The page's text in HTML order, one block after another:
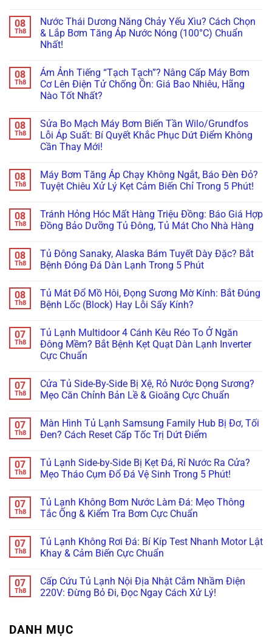
Êm,
Đảm
Bảo
Tản
Nhiệt
Cháy
Máy!
Tuyệt
Chiêu
Lót
Cao
Lên
Đời
Bi
Koyo/SKF
Xịn
100%
Áp
Sai
Cách
Làm
Nứt
Bình
Bảo
Ôn
Năng
Lượng
Sai
Lầm
“Chết
Người”
Của
Tay!
bình
luận
ở
Máy
Nóng
Bị
Rò
Rỉ
Nước
Hướng
Dẫn
Thay
Phớt
Chuẩn
Kỹ
Thuật
Cháy!
08
Th8
Nước Thái Dương Năng Chảy Yếu Xìu? Cách Chọn
& Lắp Bơm Tăng Áp Nước Nóng (100°C) Chuẩn
Nhất!
có
bình
luận
ở
Nước
Năng
Chảy
Yếu
Xìu?
Cách
Lắp
Bơm
Tăng
Nóng
(100°C)
Chuẩn
08
Th8
Ám Ảnh Tiếng “Tạch Tạch”? Nâng Cấp Máy Bơm
Cơ Lên Điện Tử Chống Ồn: Giá Bao Nhiêu, Hãng
Nào Tốt Nhất?
bình
luận
ở
Ám
“Tạch
Tạch”?
Nâng
Bơm
Cơ
Lên
Chống
Ồn:
Giá
Hãng
Nào
Tốt
08
Th8
Sửa Bo Mạch Máy Bơm Biến Tần Wilo/Grundfos
Lỗi Áp Suất: Bí Quyết Khắc Phục Dứt Điểm Không
Cần Thay Mới!
bình
luận
Mạch
Máy
Bơm
Wilo/Grundfos
Lỗi
Áp
Quyết
Khắc
Phục
Không
Cần
Thay
Mới!
08
Th8
Máy Bơm Tăng Áp Chạy Không Ngắt, Báo Đèn Đỏ?
Tuyệt Chiêu Xử Lý Kẹt Cảm Biến Chỉ Trong 5 Phút!
bình
luận
ở
Tăng
Áp
Chạy
Báo
Đèn
Đỏ?
Xử
Lý
Kẹt
Cảm
Trong
5
Phút!
08
Th8
Tránh Hỏng Hóc Mất Hàng Triệu Đồng: Báo Giá Hợp
Đồng Bảo Dưỡng Tủ Đông, Tủ Mát Cho Nhà Hàng
bình
luận
ở
Hóc
Mất
Hàng
Báo
Giá
Hợp
Đồng
Tủ
Đông,
Tủ
Nhà
Hàng
08
Th8
Tủ Đông Sanaky, Alaska Bám Tuyết Dày Đặc? Bắt
Bệnh Đóng Đá Dàn Lạnh Trong 5 Phút
bình
luận
ở
Sanaky,
Alaska
Bám
Tuyết
Bắt
Bệnh
Đóng
Lạnh
Trong
5
08
Th8
Tủ Mát Đổ Mồ Hôi, Đọng Sương Mờ Kính: Bắt Đúng
Bệnh Lốc (Block) Hay Lỗi Sấy Kính?
bình
luận
ở
Tủ
Mồ
Hôi,
Đọng
Kính:
Bắt
Đúng
(Block)
Hay
Lỗi
07
Th8
Tủ Lạnh Multidoor 4 Cánh Kêu Réo To Ở Ngăn
Đông Mềm? Bắt Bệnh Kẹt Quạt Dàn Lạnh Inverter
Cực Chuẩn
bình
luận
ở
Multidoor
4
Cánh
To
Ở
Ngăn
Bắt
Bệnh
Kẹt
Lạnh
Inverter
Cực
07
Th8
Cửa Tủ Side-By-Side Bị Xệ, Rỏ Nước Đọng Sương?
Mẹo Căn Chỉnh Bản Lề & Gioăng Cực Chuẩn
bình
luận
ở
Side-
By-
Side
Rỏ
Nước
Đọng
Căn
Chỉnh
Bản
Gioăng
Cực
Chuẩn
07
Th8
Màn Hình Tủ Lạnh Samsung Family Hub Bị Đơ, Tối
Đen? Cách Reset Cấp Tốc Trị Dứt Điểm
bình
luận
ở
Tủ
Lạnh
Samsung
Bị
Đơ,
Tối
Reset
Cấp
Tốc
07
Th8
Tủ Lạnh Side-by-Side Bị Kẹt Đá, Rỉ Nước Ra Cửa?
Mẹo Tháo Cụm Đổ Đá Vệ Sinh Trong 5 Phút!
bình
luận
Side-
by-
Side
Đá,
Rỉ
Nước
Tháo
Cụm
07
Th8
Tủ Lạnh Không Bơm Nước Làm Đá: Mẹo Thông
Tắc Ống & Kiểm Tra Bơm Cực Chuẩn
bình
luận
ở
Không
Bơm
Nước
Thông
Tắc
07
Th8
Tủ Lạnh Không Rơi Đá: Bí Kíp Test Nhanh Motor Lật
Khay & Cảm Biến Cực Chuẩn
bình
luận
ở
Rơi
Đá:
07
Th8
Cấp Cứu Tủ Lạnh Nội Địa Nhật Cắm Nhầm Điện
220V: Đừng Bỏ Đi, Đọc Ngay Cách Xử Lý!
luận
ở
DANH MỤC